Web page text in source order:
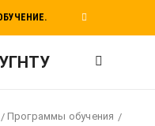
УГНТУ
Программы обучения